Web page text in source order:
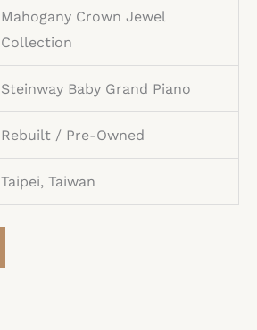
Mahogany Crown Jewel
Collection
Steinway Baby Grand Piano
Rebuilt / Pre-Owned
Taipei, Taiwan